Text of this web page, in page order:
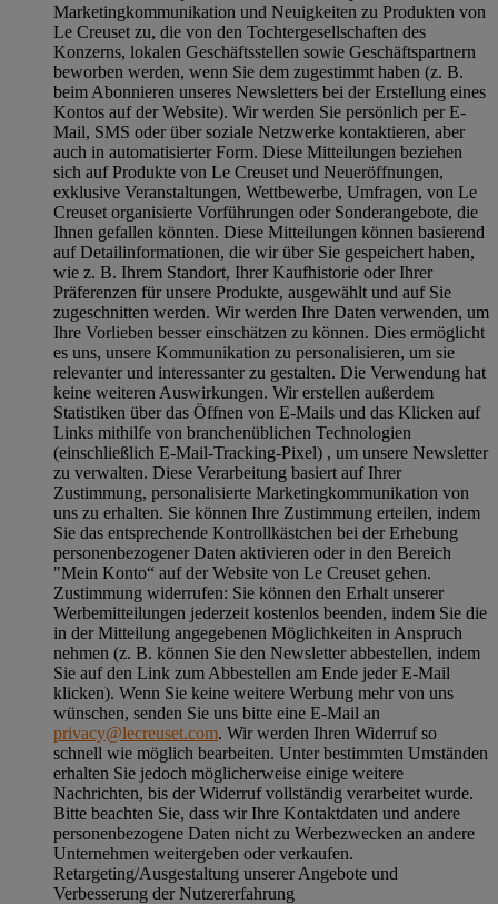
Marketingkommunikation und Neuigkeiten zu Produkten von
Le Creuset zu, die von den Tochtergesellschaften des
Konzerns, lokalen Geschäftsstellen sowie Geschäftspartnern
beworben werden, wenn Sie dem zugestimmt haben (z. B.
beim Abonnieren unseres Newsletters bei der Erstellung eines
Kontos auf der Website). Wir werden Sie persönlich per E-
Mail, SMS oder über soziale Netzwerke kontaktieren, aber
auch in automatisierter Form. Diese Mitteilungen beziehen
sich auf Produkte von Le Creuset und Neueröffnungen,
exklusive Veranstaltungen, Wettbewerbe, Umfragen, von Le
Creuset organisierte Vorführungen oder Sonderangebote, die
Ihnen gefallen könnten. Diese Mitteilungen können basierend
auf Detailinformationen, die wir über Sie gespeichert haben,
wie z. B. Ihrem Standort, Ihrer Kaufhistorie oder Ihrer
Präferenzen für unsere Produkte, ausgewählt und auf Sie
zugeschnitten werden. Wir werden Ihre Daten verwenden, um
Ihre Vorlieben besser einschätzen zu können. Dies ermöglicht
es uns, unsere Kommunikation zu personalisieren, um sie
relevanter und interessanter zu gestalten. Die Verwendung hat
keine weiteren Auswirkungen. Wir erstellen außerdem
Statistiken über das Öffnen von E-Mails und das Klicken auf
Links mithilfe von branchenüblichen Technologien
(einschließlich E-Mail-Tracking-Pixel) , um unsere Newsletter
zu verwalten. Diese Verarbeitung basiert auf Ihrer
Zustimmung, personalisierte Marketingkommunikation von
uns zu erhalten. Sie können Ihre Zustimmung erteilen, indem
Sie das entsprechende Kontrollkästchen bei der Erhebung
personenbezogener Daten aktivieren oder in den Bereich
"Mein Konto“ auf der Website von Le Creuset gehen.
Zustimmung widerrufen: Sie können den Erhalt unserer
Werbemitteilungen jederzeit kostenlos beenden, indem Sie die
in der Mitteilung angegebenen Möglichkeiten in Anspruch
nehmen (z. B. können Sie den Newsletter abbestellen, indem
Sie auf den Link zum Abbestellen am Ende jeder E-Mail
klicken). Wenn Sie keine weitere Werbung mehr von uns
wünschen, senden Sie uns bitte eine E-Mail an
privacy@lecreuset.com. Wir werden Ihren Widerruf so
schnell wie möglich bearbeiten. Unter bestimmten Umständen
erhalten Sie jedoch möglicherweise einige weitere
Nachrichten, bis der Widerruf vollständig verarbeitet wurde.
Bitte beachten Sie, dass wir Ihre Kontaktdaten und andere
personenbezogene Daten nicht zu Werbezwecken an andere
Unternehmen weitergeben oder verkaufen.
Retargeting/Ausgestaltung unserer Angebote und
Verbesserung der Nutzererfahrung